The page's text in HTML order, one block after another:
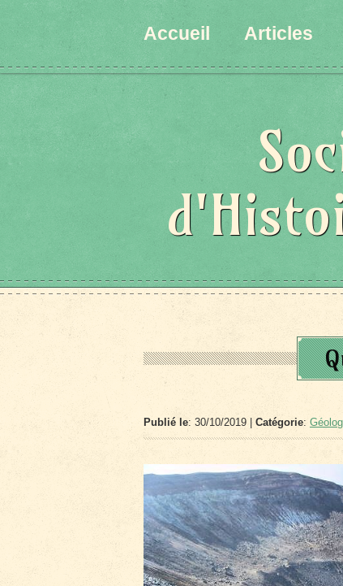
Accueil Articles
Publié le: 30/10/2019 | Catégorie: